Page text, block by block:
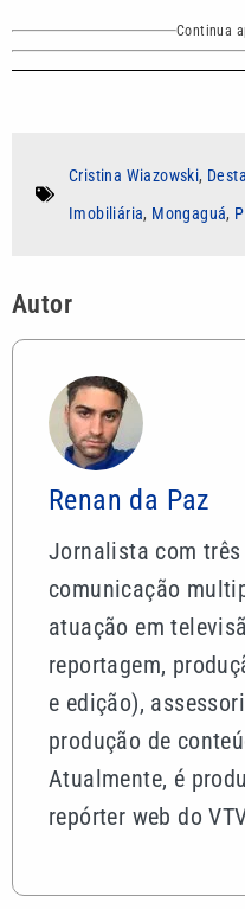
Continua
Cristina Wiazowski,
Imobiliária, Mongaguá,
Autor
Renan da Paz
Jornalista com três
comunicação
atuação em
reportagem,
e edição),
produção de
Atualmente, é
repórter web do